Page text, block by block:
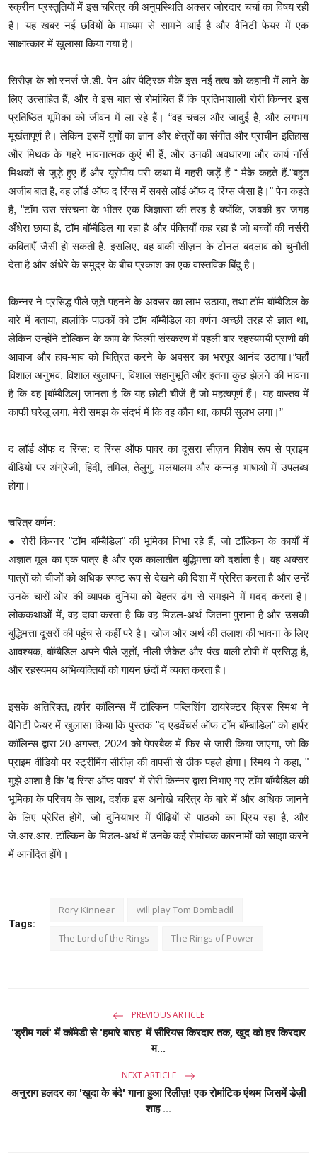
स्क्रीन प्रस्तुतियों में इस चरित्र की अनुपस्थिति अक्सर जोरदार चर्चा का विषय रही
है। यह खबर नई छवियों के माध्यम से सामने आई है और वैनिटी फेयर में एक
साक्षात्कार में खुलासा किया गया है।
सिरीज़ के शो रनर्स जे.डी. पेन और पैट्रिक मैके इस नई तत्व को कहानी में लाने के
लिए उत्साहित हैं, और वे इस बात से रोमांचित हैं कि प्रतिभाशाली रोरी किन्नर इस
प्रतिष्ठित भूमिका को जीवन में ला रहे हैं। “वह चंचल और जादुई है, और लगभग
मूर्खतापूर्ण है। लेकिन इसमें युगों का ज्ञान और क्षेत्रों का संगीत और प्राचीन इतिहास
और मिथक के गहरे भावनात्मक कुएं भी हैं, और उनकी अवधारणा और कार्य नॉर्स
मिथकों से जुड़े हुए हैं और यूरोपीय परी कथा में गहरी जड़ें हैं “ मैके कहते हैं."बहुत
अजीब बात है, वह लॉर्ड ऑफ द रिंग्स में सबसे लॉर्ड ऑफ द रिंग्स जैसा है।" पेन कहते
हैं, "टॉम उस संरचना के भीतर एक जिज्ञासा की तरह है क्योंकि, जबकी हर जगह
अँधेरा छाया है, टॉम बॉम्बैडिल गा रहा है और पंक्तियाँ कह रहा है जो बच्चों की नर्सरी
कविताएँ जैसी हो सकती हैं. इसलिए, वह बाकी सीज़न के टोनल बदलाव को चुनौती
देता है और अंधेरे के समुद्र के बीच प्रकाश का एक वास्तविक बिंदु है।
किन्नर ने प्रसिद्ध पीले जूते पहनने के अवसर का लाभ उठाया, तथा टॉम बॉम्बैडिल के
बारे में बताया, हालांकि पाठकों को टॉम बॉम्बैडिल का वर्णन अच्छी तरह से ज्ञात था,
लेकिन उन्होंने टोल्किन के काम के फिल्मी संस्करण में पहली बार रहस्यमयी प्राणी की
आवाज और हाव-भाव को चित्रित करने के अवसर का भरपूर आनंद उठाया।“वहाँ
विशाल अनुभव, विशाल खुलापन, विशाल सहानुभूति और इतना कुछ झेलने की भावना
है कि वह [बॉम्बैडिल] जानता है कि यह छोटी चीजें हैं जो महत्वपूर्ण हैं। यह वास्तव में
काफी घरेलू लगा, मेरी समझ के संदर्भ में कि वह कौन था, काफी सुलभ लगा।”
द लॉर्ड ऑफ द रिंग्स: द रिंग्स ऑफ पावर का दूसरा सीज़न विशेष रूप से प्राइम
वीडियो पर अंग्रेजी, हिंदी, तमिल, तेलुगु, मलयालम और कन्नड़ भाषाओं में उपलब्ध
होगा।
चरित्र वर्णन:
● रोरी किन्नर "टॉम बॉम्बैडिल" की भूमिका निभा रहे हैं, जो टॉल्किन के कार्यों में
अज्ञात मूल का एक पात्र है और एक कालातीत बुद्धिमत्ता को दर्शाता है। वह अक्सर
पात्रों को चीजों को अधिक स्पष्ट रूप से देखने की दिशा में प्रेरित करता है और उन्हें
उनके चारों ओर की व्यापक दुनिया को बेहतर ढंग से समझने में मदद करता है।
लोककथाओं में, वह दावा करता है कि वह मिडल-अर्थ जितना पुराना है और उसकी
बुद्धिमत्ता दूसरों की पहुंच से कहीं परे है। खोज और अर्थ की तलाश की भावना के लिए
आवश्यक, बॉम्बैडिल अपने पीले जूतों, नीली जैकेट और पंख वाली टोपी में प्रसिद्ध है,
और रहस्यमय अभिव्यक्तियों को गायन छंदों में व्यक्त करता है।
इसके अतिरिक्त, हार्पर कॉलिन्स में टॉल्किन पब्लिशिंग डायरेक्टर क्रिस स्मिथ ने
वैनिटी फेयर में खुलासा किया कि पुस्तक "द एडवेंचर्स ऑफ टॉम बॉम्बाडिल" को हार्पर
कॉलिन्स द्वारा 20 अगस्त, 2024 को पेपरबैक में फिर से जारी किया जाएगा, जो कि
प्राइम वीडियो पर स्ट्रीमिंग सीरीज़ की वापसी से ठीक पहले होगा। स्मिथ ने कहा, "
मुझे आशा है कि 'द रिंग्स ऑफ पावर' में रोरी किन्नर द्वारा निभाए गए टॉम बॉम्बैडिल की
भूमिका के परिचय के साथ, दर्शक इस अनोखे चरित्र के बारे में और अधिक जानने
के लिए प्रेरित होंगे, जो दुनियाभर में पीढ़ियों से पाठकों का प्रिय रहा है, और
जे.आर.आर. टॉल्किन के मिडल-अर्थ में उनके कई रोमांचक कारनामों को साझा करने
में आनंदित होंगे।
Tags:
Rory Kinnear will play Tom Bombadil
The Lord of the Rings The Rings of Power
PREVIOUS ARTICLE
'ड्रीम गर्ल' में कॉमेडी से 'हमारे बारह' में सीरियस किरदार तक, खुद को हर किरदार
म...
NEXT ARTICLE
अनुराग हलदर का 'खुदा के बंदे' गाना हुआ रिलीज़! एक रोमांटिक एंथम जिसमें डेज़ी
शाह ...